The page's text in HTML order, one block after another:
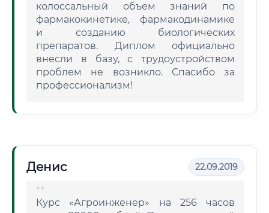
колоссальный объем знаний по
фармакокинетике, фармакодинамике
и созданию биологических
препаратов. Диплом официально
внесли в базу, с трудоустройством
проблем не возникло. Спасибо за
профессионализм!
Денис 22.09.2019
Курс «Агроинженер» на 256 часов